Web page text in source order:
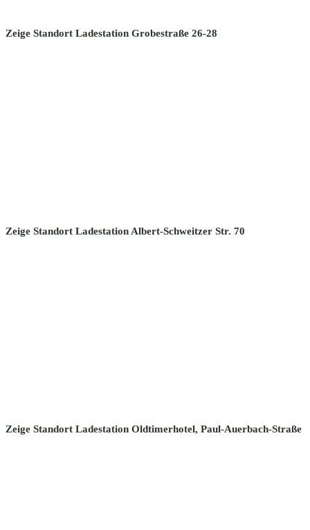
Zeige Standort Ladestation Grobestraße 26-28
Zeige Standort Ladestation Albert-Schweitzer Str. 70
Zeige Standort Ladestation Oldtimerhotel, Paul-Auerbach-Straße